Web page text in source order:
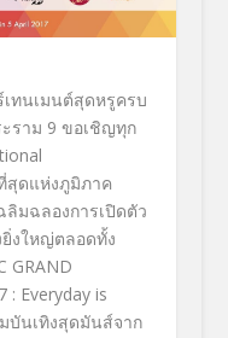
ทนเมนต์สุดหรูครบ
ราม 9 ขอเชิญทุก
สุดแห่งภูมิภาค
ลิมฉลองการเปิดตัว
งใหญ่ตลอดทั้ง
GRAND
: Everyday is
บันเทิงสุดมันส์จาก